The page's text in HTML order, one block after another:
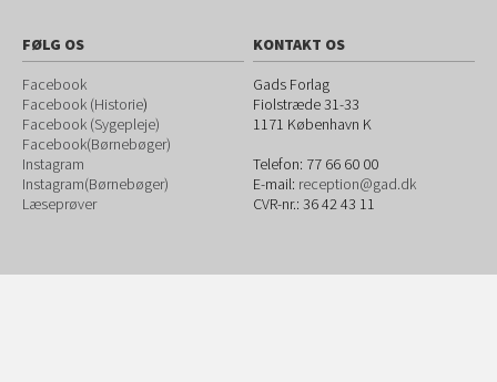
FØLG OS
Facebook
Facebook (Historie)
Facebook (Sygepleje)
Facebook(Børnebøger)
Instagram
Instagram(Børnebøger)
Læseprøver
KONTAKT OS
Gads Forlag
Fiolstræde 31-33
1171 København K
Telefon: 77 66 60 00
E-mail: reception@gad.dk
CVR-nr.: 36 42 43 11